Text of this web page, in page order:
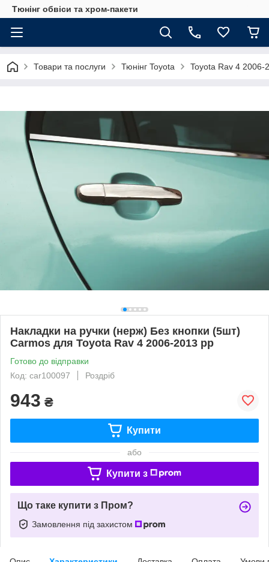
Тюнінг обвіси та хром-пакети
Товари та послуги Тюнінг Toyota Toyota Rav 4 2006-
Накладки на ручки (нерж) Без кнопки (5шт)
Carmos для Toyota Rav 4 2006-2013 рр
Готово до відправки
Код: car100097
Роздріб
943 ₴
Купити
або
Купити з
Що таке купити з Пром?
Замовлення під захистом